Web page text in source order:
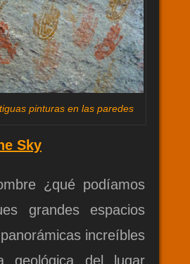
pinturas en las paredes
Sky
¿qué podíamos
grandes espacios
increíbles
geológica del lugar